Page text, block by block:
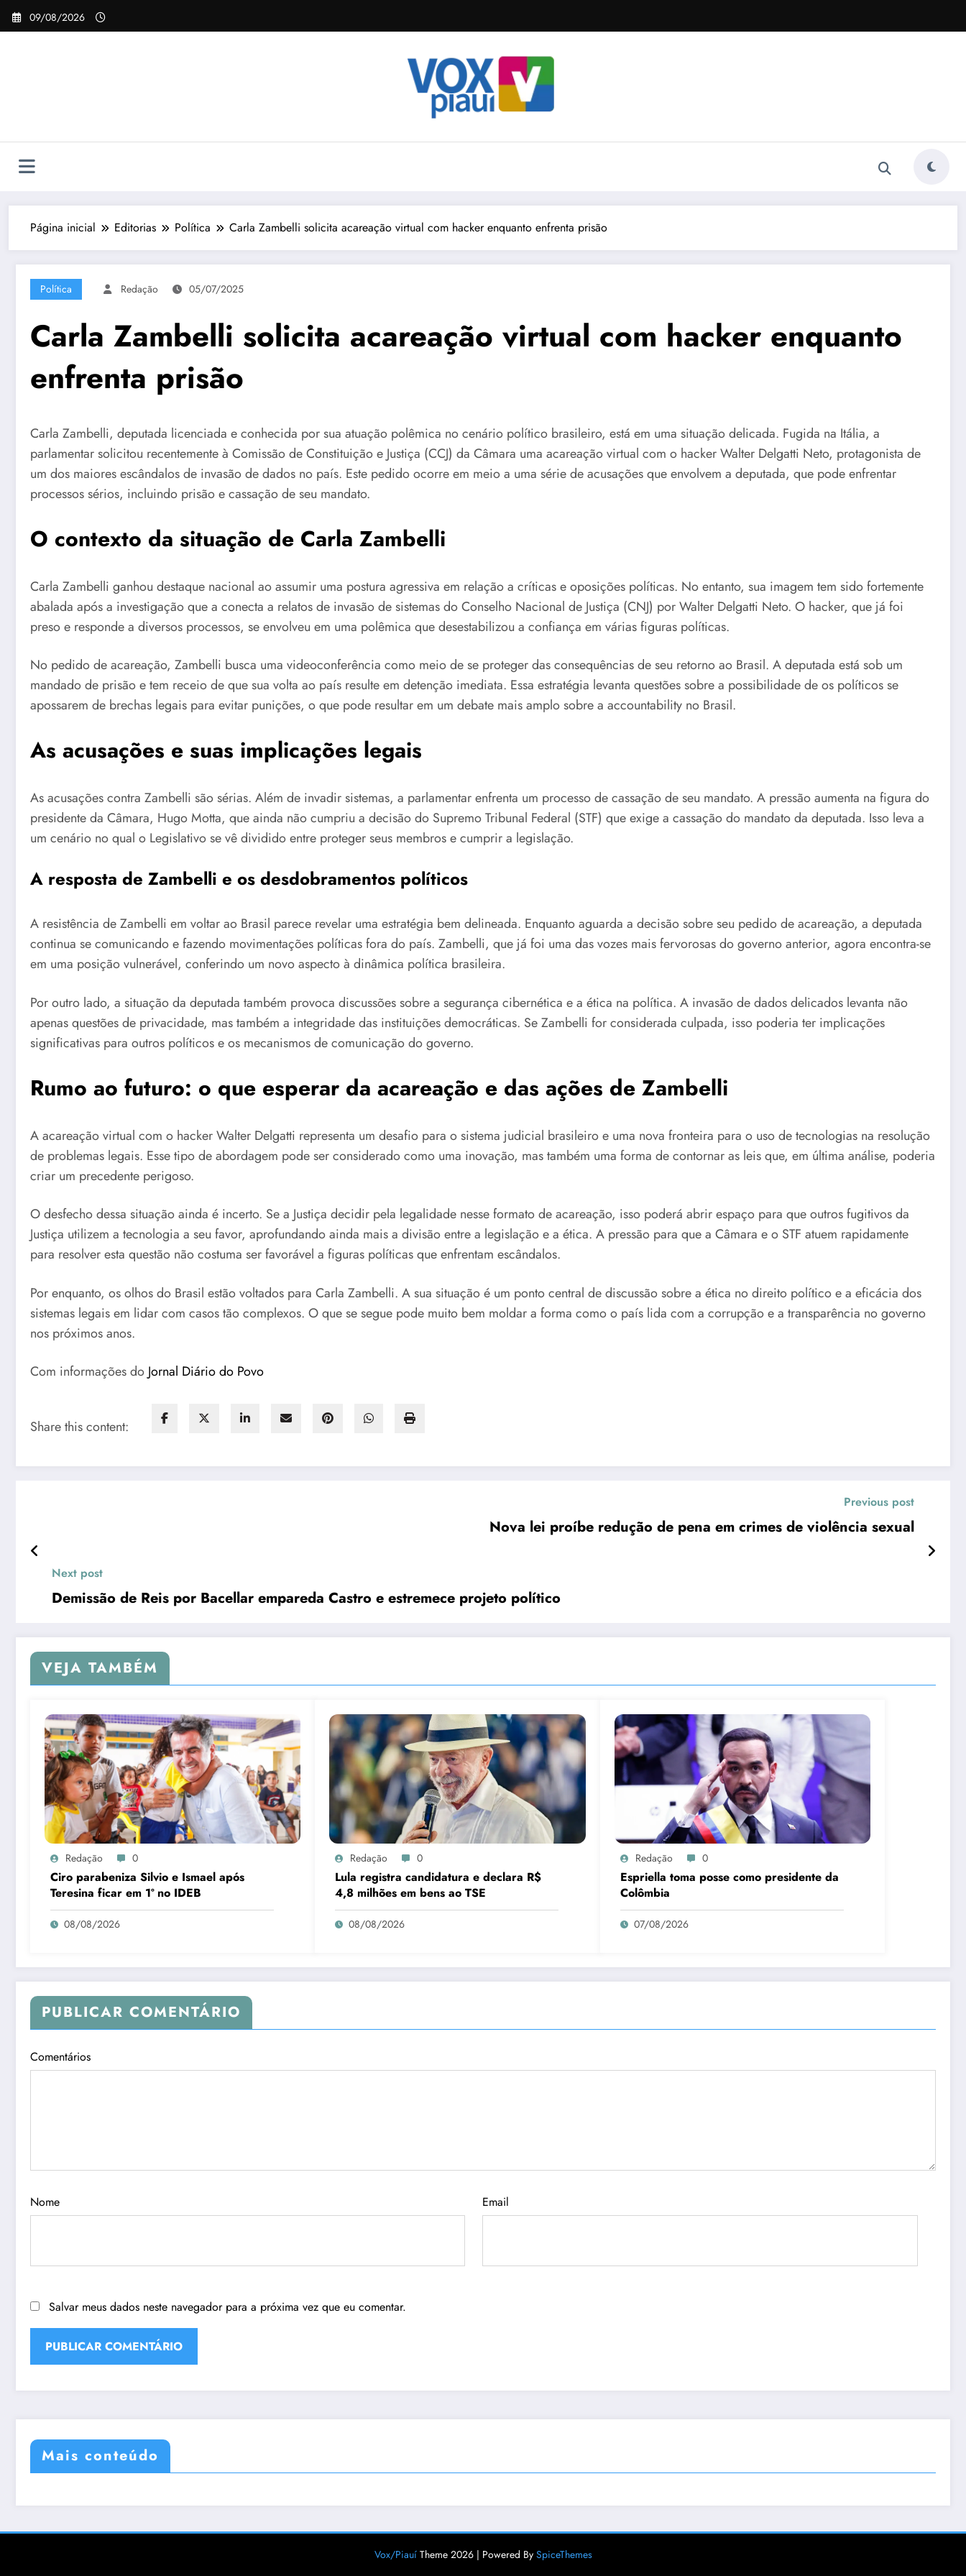
Pular
para
09/08/2026
Página inicial Editorias Política Carla Zambelli solicita acareação virtual com hacker enquanto enfrenta prisão
Política Redação 05/07/2025
Carla Zambelli solicita acareação virtual com hacker enquanto
enfrenta prisão
Carla Zambelli, deputada licenciada e conhecida por sua atuação polêmica no cenário político brasileiro, está em uma situação delicada. Fugida na Itália, a
parlamentar solicitou recentemente à Comissão de Constituição e Justiça (CCJ) da Câmara uma acareação virtual com o hacker Walter Delgatti Neto, protagonista de
um dos maiores escândalos de invasão de dados no país. Este pedido ocorre em meio a uma série de acusações que envolvem a deputada, que pode enfrentar
processos sérios, incluindo prisão e cassação de seu mandato.
O contexto da situação de Carla Zambelli
Carla Zambelli ganhou destaque nacional ao assumir uma postura agressiva em relação a críticas e oposições políticas. No entanto, sua imagem tem sido fortemente
abalada após a investigação que a conecta a relatos de invasão de sistemas do Conselho Nacional de Justiça (CNJ) por Walter Delgatti Neto. O hacker, que já foi
preso e responde a diversos processos, se envolveu em uma polêmica que desestabilizou a confiança em várias figuras políticas.
No pedido de acareação, Zambelli busca uma videoconferência como meio de se proteger das consequências de seu retorno ao Brasil. A deputada está sob um
mandado de prisão e tem receio de que sua volta ao país resulte em detenção imediata. Essa estratégia levanta questões sobre a possibilidade de os políticos se
apossarem de brechas legais para evitar punições, o que pode resultar em um debate mais amplo sobre a accountability no Brasil.
As acusações e suas implicações legais
As acusações contra Zambelli são sérias. Além de invadir sistemas, a parlamentar enfrenta um processo de cassação de seu mandato. A pressão aumenta na figura do
presidente da Câmara, Hugo Motta, que ainda não cumpriu a decisão do Supremo Tribunal Federal (STF) que exige a cassação do mandato da deputada. Isso leva a
um cenário no qual o Legislativo se vê dividido entre proteger seus membros e cumprir a legislação.
A resposta de Zambelli e os desdobramentos políticos
A resistência de Zambelli em voltar ao Brasil parece revelar uma estratégia bem delineada. Enquanto aguarda a decisão sobre seu pedido de acareação, a deputada
continua se comunicando e fazendo movimentações políticas fora do país. Zambelli, que já foi uma das vozes mais fervorosas do governo anterior, agora encontra-se
em uma posição vulnerável, conferindo um novo aspecto à dinâmica política brasileira.
Por outro lado, a situação da deputada também provoca discussões sobre a segurança cibernética e a ética na política. A invasão de dados delicados levanta não
apenas questões de privacidade, mas também a integridade das instituições democráticas. Se Zambelli for considerada culpada, isso poderia ter implicações
significativas para outros políticos e os mecanismos de comunicação do governo.
Rumo ao futuro: o que esperar da acareação e das ações de Zambelli
A acareação virtual com o hacker Walter Delgatti representa um desafio para o sistema judicial brasileiro e uma nova fronteira para o uso de tecnologias na resolução
de problemas legais. Esse tipo de abordagem pode ser considerado como uma inovação, mas também uma forma de contornar as leis que, em última análise, poderia
criar um precedente perigoso.
O desfecho dessa situação ainda é incerto. Se a Justiça decidir pela legalidade nesse formato de acareação, isso poderá abrir espaço para que outros fugitivos da
Justiça utilizem a tecnologia a seu favor, aprofundando ainda mais a divisão entre a legislação e a ética. A pressão para que a Câmara e o STF atuem rapidamente
para resolver esta questão não costuma ser favorável a figuras políticas que enfrentam escândalos.
Por enquanto, os olhos do Brasil estão voltados para Carla Zambelli. A sua situação é um ponto central de discussão sobre a ética no direito político e a eficácia dos
sistemas legais em lidar com casos tão complexos. O que se segue pode muito bem moldar a forma como o país lida com a corrupção e a transparência no governo
nos próximos anos.
Com informações do Jornal Diário do Povo
Share this content:
Previous post
Nova lei proíbe redução de pena em crimes de violência sexual
Next post
Demissão de Reis por Bacellar empareda Castro e estremece projeto político
VEJA TAMBÉM
Redação 0
Ciro parabeniza Silvio e Ismael após
Teresina ficar em 1º no IDEB
08/08/2026
Redação 0
Lula registra candidatura e declara R$
4,8 milhões em bens ao TSE
08/08/2026
Redação 0
Espriella toma posse como presidente da
Colômbia
07/08/2026
PUBLICAR COMENTÁRIO
Comentários
Nome Email
Salvar meus dados neste navegador para a próxima vez que eu comentar.
Mais conteúdo
Vox/Piauí Theme 2026 | Powered By SpiceThemes